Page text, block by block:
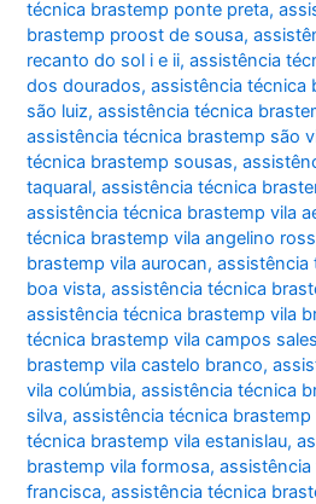
técnica brastemp ponte preta,
brastemp proost de sousa,
recanto do sol i e ii,assistência
dos dourados,assistência técnica
são luiz,assistência técnica
assistência técnica brastemp são
técnica brastemp sousas,
taquaral,assistência técnica
assistência técnica brastemp vila
técnica brastemp vila angelino
brastemp vila aurocan,assistência
boa vista,assistência técnica
assistência técnica brastemp vila
técnica brastemp vila campos sales
brastemp vila castelo branco,
vila colúmbia,assistência técnica
silva,assistência técnica brastemp
técnica brastemp vila estanislau,
brastemp vila formosa,
francisca,assistência técnica